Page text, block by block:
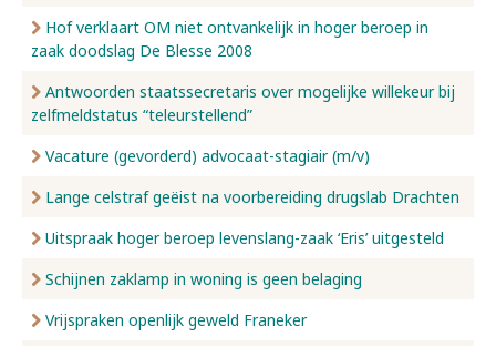
Hof verklaart OM niet ontvankelijk in hoger beroep in
zaak doodslag De Blesse 2008
Antwoorden staatssecretaris over mogelijke willekeur bij
zelfmeldstatus “teleurstellend”
Vacature (gevorderd) advocaat-stagiair (m/v)
Lange celstraf geëist na voorbereiding drugslab Drachten
Uitspraak hoger beroep levenslang-zaak ‘Eris’ uitgesteld
Schijnen zaklamp in woning is geen belaging
Vrijspraken openlijk geweld Franeker